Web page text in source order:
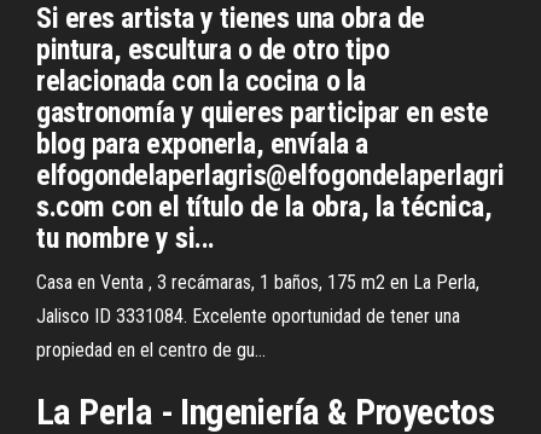
Si eres artista y tienes una obra de
pintura, escultura o de otro tipo
relacionada con la cocina o la
gastronomía y quieres participar en este
blog para exponerla, envíala a
elfogondelaperlagris@elfogondelaperlagri
s.com con el título de la obra, la técnica,
tu nombre y si...
Casa en Venta , 3 recámaras, 1 baños, 175 m2 en La Perla,
Jalisco ID 3331084. Excelente oportunidad de tener una
propiedad en el centro de gu...
La Perla - Ingeniería & Proyectos